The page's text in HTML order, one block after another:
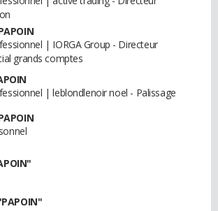
| IORGA Group - Directeur
grands comptes
| leblondlenoir noel - Palissage